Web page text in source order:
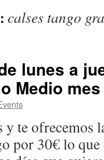
calses tango
lunes a
Medio mes
y te ofrecemos
por 30€ lo que